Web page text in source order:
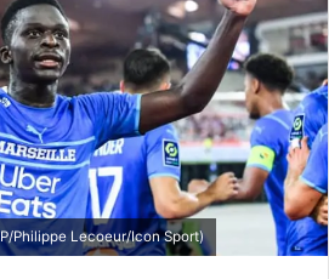
Philippe Lecoeur/Icon Sport)